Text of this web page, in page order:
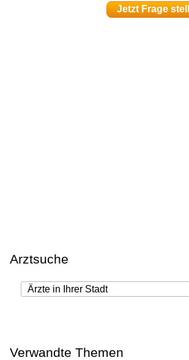
Jetzt Frage
Arztsuche
Verwandte Themen